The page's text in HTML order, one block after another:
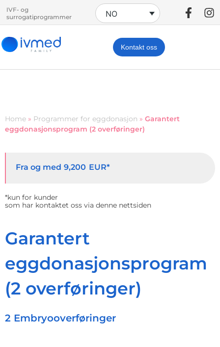
IVF- og
surrogatiprogrammer
NO
Kontakt oss
Home » Programmer for eggdonasjon » Garantert
eggdonasjonsprogram (2 overføringer)
Fra og med 9,200 EUR*
*kun for kunder
som har kontaktet oss via denne nettsiden
Garantert
eggdonasjonsprogram
(2 overføringer)
2 Embryooverføringer